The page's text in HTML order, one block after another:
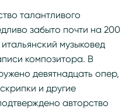
талантливого
забыто почти на 200
музыковед
композитора. В
девятнадцать опер,
и другие
авторство